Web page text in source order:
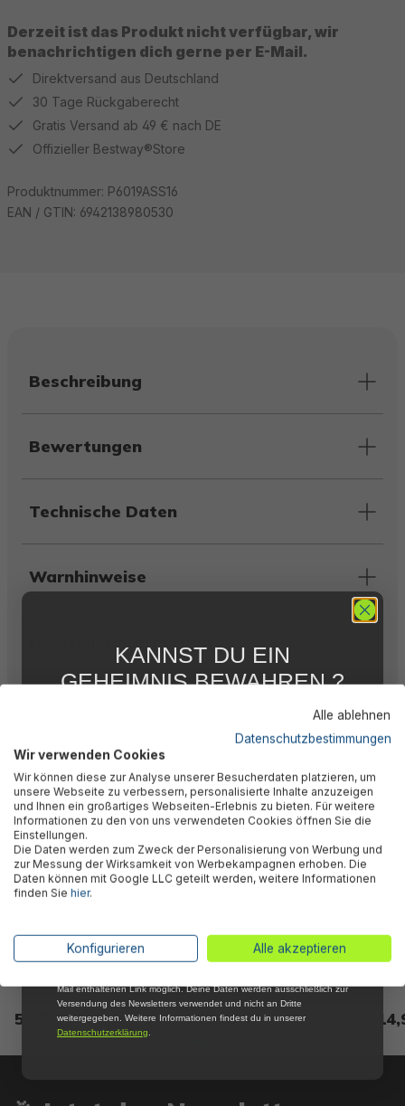
Derzeit ist das Produkt nicht verfügbar, wir
benachrichtigen dich gerne per E-Mail.
Direktversand aus Deutschland
30 Tage Rückgaberecht
Gratis Versand ab 49 € nach DE
Offizieller Bestway®Store
Produktnummer: P6019ASS16
EAN / GTIN: 6942138980530
Beschreibung
Bewertungen
Technische Daten
Warnhinweise
Bestway® Ersatzteil-Set
Dichtung (schwarz / 2 Stück)
5,85 €*
Bestway® Ersatzteil Schlauch
(weiß / Ø 32mm / 55 cm) für
12,85 €*
Alle ablehnen
Datenschutzbestimmungen
Wir verwenden Cookies
Wir können diese zur Analyse unserer Besucherdaten platzieren, um
unsere Webseite zu verbessern, personalisierte Inhalte anzuzeigen
und Ihnen ein großartiges Webseiten-Erlebnis zu bieten. Für weitere
Informationen zu den von uns verwendeten Cookies öffnen Sie die
Einstellungen.
Die Daten werden zum Zweck der Personalisierung von Werbung und
zur Messung der Wirksamkeit von Werbekampagnen erhoben. Die
Daten können mit Google LLC geteilt werden, weitere Informationen
finden Sie hier.
Konfigurieren Alle akzeptieren
KANNST DU EIN
GEHEIMNIS BEWAHREN ?
FÜR DICH
Abonniere jetzt unseren kostenlosen
Newsletter, verpasse keine Neuigkeiten und
Aktionen mehr und sichere Dir 5 %
Willkommensrabatt auf nicht reduzierte Ware
bei Deiner ersten Bestellung !*
Email
*Mit der Anmeldung zum Newsletter stimmst du zu, regelmäßig per E-
Mail über aktuelle Angebote, Aktionen und Produktneuheiten
Mail enthaltenen Link möglich. Deine Daten werden ausschließlich zur
Versendung des Newsletters verwendet und nicht an Dritte
weitergegeben. Weitere Informationen findest du in unserer
Datenschutzerklärung